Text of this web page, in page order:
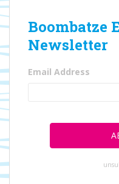
Boombatze
Newsletter
Email Address